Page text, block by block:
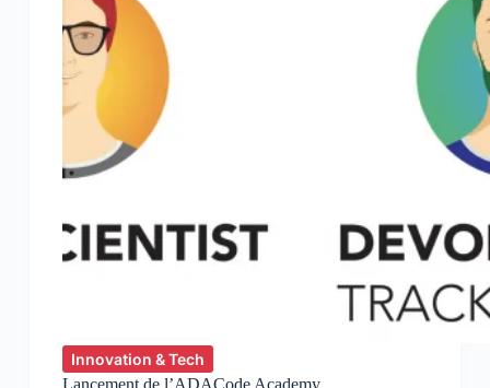
Innovation & Tech